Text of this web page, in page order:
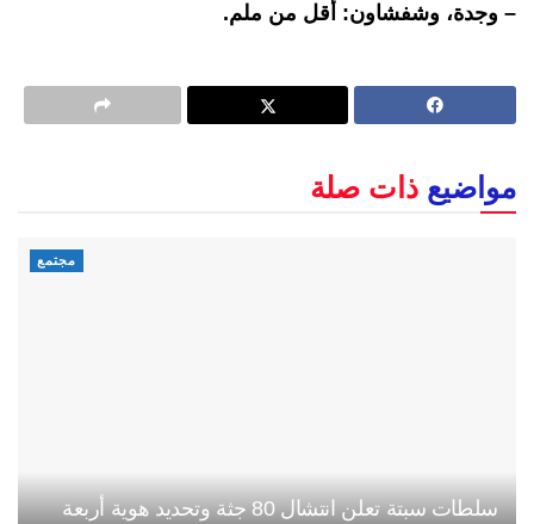
– وجدة، وشفشاون: أقل من ملم.
مواضيع ذات صلة
مجتمع
سلطات سبتة تعلن انتشال 80 جثة وتحديد هوية أربعة